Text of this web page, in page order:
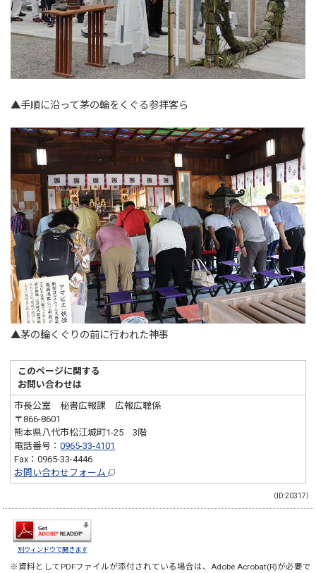
▲手順に沿って茅の輪をくぐる参拝客ら
▲茅の輪くぐりの前に行われた神事
このページに関する
お問い合わせは
市長公室 秘書広報課 広報広聴係
〒866-8601
熊本県八代市松江城町1-25 3階
電話番号：0965-33-4101
Fax：0965-33-4446
お問い合わせフォーム
（ID:20317）
別ウィンドウで開きます
※資料としてPDFファイルが添付されている場合は、Adobe Acrobat(R)が必要で